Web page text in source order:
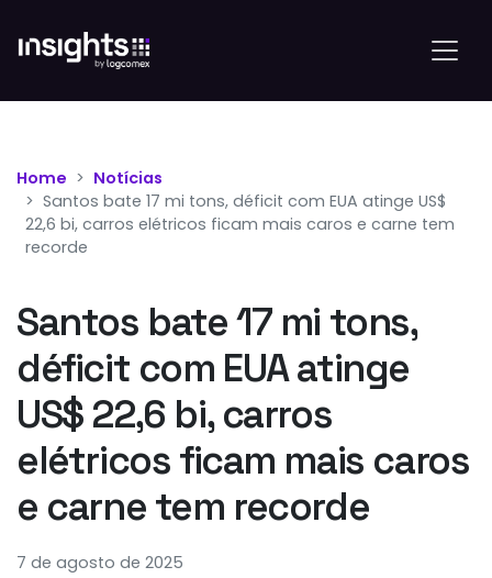
Home
Notícias
Santos bate 17 mi tons, déficit com EUA atinge US$
22,6 bi, carros elétricos ficam mais caros e carne tem
recorde
Santos bate 17 mi tons,
déficit com EUA atinge
US$ 22,6 bi, carros
elétricos ficam mais caros
e carne tem recorde
7 de agosto de 2025